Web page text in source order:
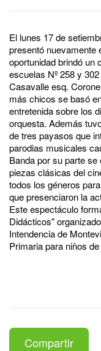
El lunes 17 de
presentó nuevamente
oportunidad brindó un
escuelas Nº 258 y
Casavalle esq.
más chicos se basó
entretenida sobre los
orquesta. Además
de tres payasos que
parodias musicales
Banda por su parte
piezas clásicas del
todos los géneros
que presenciaron la
Este espectáculo
Didácticos"
Intendencia de
Primaria para niños
Compartir